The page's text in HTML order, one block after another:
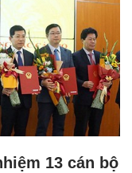
13 cán bộ